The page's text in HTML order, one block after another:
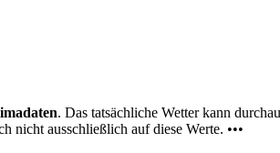
. Das tatsächliche Wetter kann
nicht ausschließlich auf diese Werte. •••